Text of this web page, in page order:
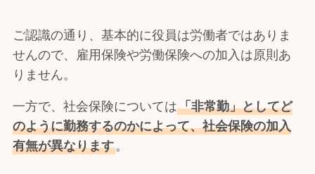
ご認識の通り、基本的に役員は労働者ではありま
せんので、雇用保険や労働保険への加入は原則あ
りません。
一方で、社会保険については「非常勤」としてど
のように勤務するのかによって、社会保険の加入
有無が異なります。